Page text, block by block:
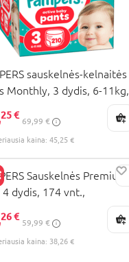
sauskelnės-kelnaitės
Monthly, 3 dydis, 6-11kg,
25 €
69,99 €
kaina: 45,25 €
KAINA
Sauskelnės Premium
4 dydis, 174 vnt.,
26 €
59,99 €
kaina: 38,26 €